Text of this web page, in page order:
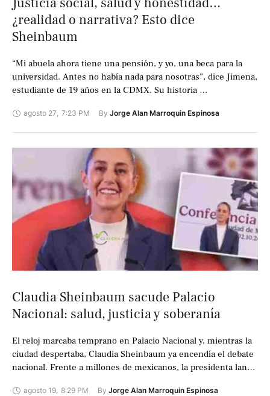
¿realidad o narrativa? Esto dice
Sheinbaum
“Mi abuela ahora tiene una pensión, y yo, una beca para la
universidad. Antes no había nada para nosotras”, dice Jimena,
estudiante de 19 años en la CDMX. Su historia …
agosto 27, 7:23 PM By Jorge Alan Marroquin Espinosa
Claudia Sheinbaum sacude Palacio
Nacional: salud, justicia y soberanía
El reloj marcaba temprano en Palacio Nacional y, mientras la
ciudad despertaba, Claudia Sheinbaum ya encendía el debate
nacional. Frente a millones de mexicanos, la presidenta lanzó
agosto 19, 8:29 PM By Jorge Alan Marroquin Espinosa